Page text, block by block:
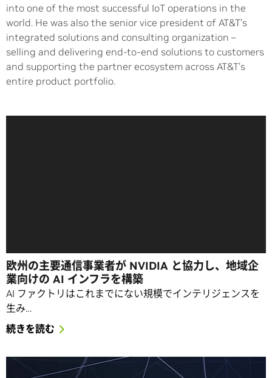
into one of the most successful IoT operations in the
world. He was also the senior vice president of AT&T’s
integrated solutions and consulting organization –
selling and delivering end-to-end solutions to customers
and supporting the partner ecosystem across AT&T’s
entire product portfolio.
欧州の主要通信事業者が NVIDIA と協力し、地域企
業向けの AI インフラを構築
AI ファクトリはこれまでにない規模でインテリジェンスを
生み…
続きを読む